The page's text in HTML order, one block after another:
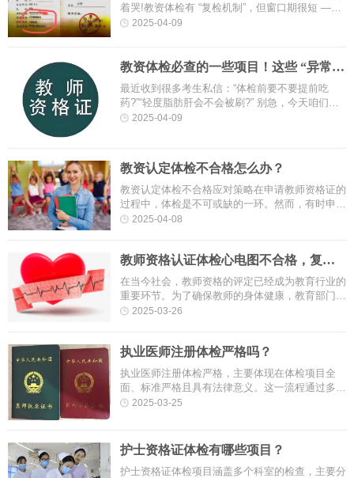
着哭!教资体检有 “复检机制”，但窗口期很短 ——
大部分地区要求 7 个工作日内申请复检，超过时
2025-04-09
教资体检必查的一些项目！这些 “异常”
可能直接被刷，速看→
最近收到很多考生私信：“体检前要不要提前吃
药?”“轻度脂肪肝会不会被刷?” 别急，今天咱们就
把教资体检的 “内幕” 扒个底朝天!一、必查项目：
2025-04-09
教资认定体检不合格怎么办？
教资认定体检不合格应对策略在申请教师资格证的
过程中，体检是不可或缺的一环。然而，有时申请
人可能会遇到体检不合格的情况，这无疑给他们的
2025-04-08
教师资格认证体检心电图不合格，复查
心脏彩超有用吗？
在当今社会，教师资格的评定已经成为教育行业的
重要环节。为了确保教师的身体健康，教育部门规
定教师资格考试必须经过体检。体检包括多项检
2025-03-26
执业医师注册体检严格吗？
执业医师注册体检严格，主要体现在体检项目全
面、标准严格且具有法律意义。这一流程通过多维
度检查确保医生身体及心理健康符合执业要求，保
2025-03-25
护士资格证体检有哪些项目？
护士资格证体检项目涵盖多个科室的检查，主要分